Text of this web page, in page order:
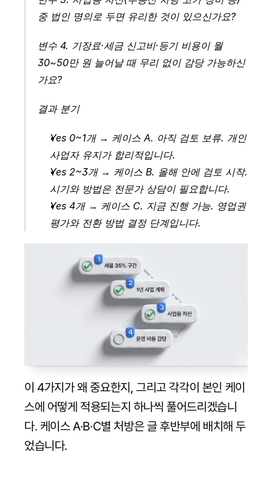
중 법인 명의로 두면 유리한 것이 있으신가요?
변수 4. 기장료·세금 신고비·등기 비용이 월
30~50만 원 늘어날 때 무리 없이 감당 가능하신
가요?
결과 분기
Yes 0~1개 → 케이스 A. 아직 검토 보류. 개인
사업자 유지가 합리적입니다.
Yes 2~3개 → 케이스 B. 올해 안에 검토 시작.
시기와 방법은 전문가 상담이 필요합니다.
Yes 4개 → 케이스 C. 지금 진행 가능. 영업권
평가와 전환 방법 결정 단계입니다.
이 4가지가 왜 중요한지, 그리고 각각이 본인 케이
스에 어떻게 적용되는지 하나씩 풀어드리겠습니
다. 케이스 A·B·C별 처방은 글 후반부에 배치해 두
었습니다.